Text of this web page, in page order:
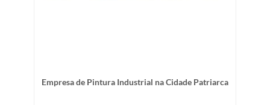
Empresa de Pintura Industrial na Cidade Patriarca